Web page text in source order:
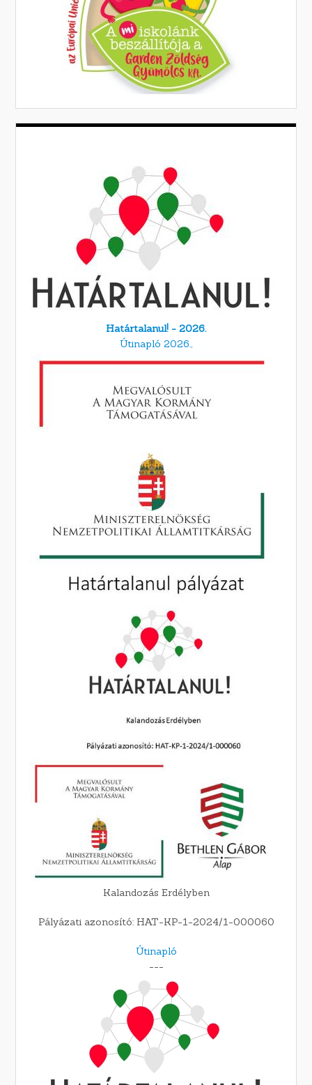
Határtalanul! - 2026.
Útinapló 2026.,
Kalandozás Erdélyben
Pályázati azonosító: HAT-KP-1-2024/1-000060
Útinapló
---